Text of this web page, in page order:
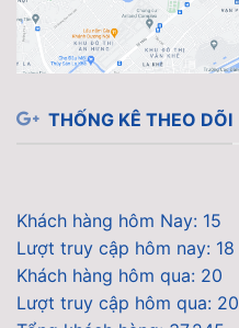
THỐNG KÊ THEO DÕI
Khách hàng hôm Nay: 15
Lượt truy cập hôm nay: 18
Khách hàng hôm qua: 20
Lượt truy cập hôm qua: 20